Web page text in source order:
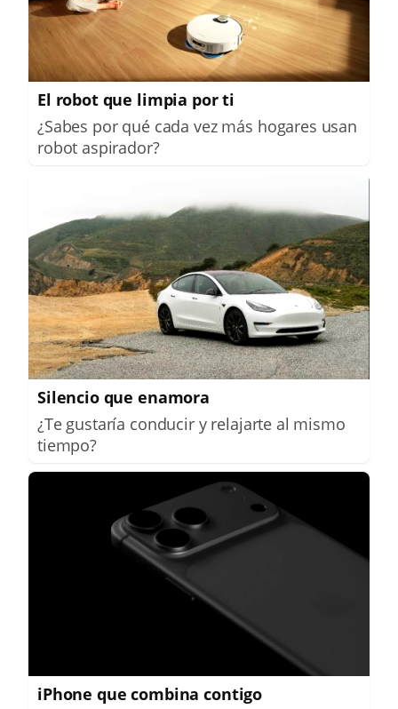
El robot que limpia por ti
¿Sabes por qué cada vez más hogares usan
robot aspirador?
Silencio que enamora
¿Te gustaría conducir y relajarte al mismo
tiempo?
iPhone que combina contigo